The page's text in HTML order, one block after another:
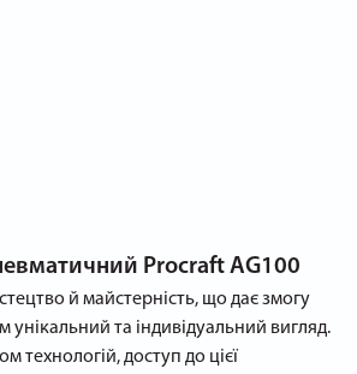
Procraft AG100
й майстерність, що дає змогу
унікальний та індивідуальний вигляд.
технологій, доступ до цієї